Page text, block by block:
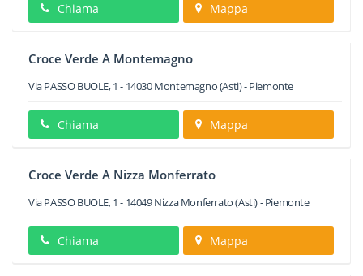
Chiama Mappa
Croce Verde A Montemagno
Via PASSO BUOLE, 1 - 14030Montemagno(Asti) -Piemonte
Chiama Mappa
Croce Verde A Nizza Monferrato
Via PASSO BUOLE, 1 - 14049Nizza Monferrato(Asti) -Piemonte
Chiama Mappa